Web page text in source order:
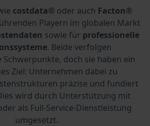
costdata® oder auch Facton®
Playern im globalen Markt
sowie für professionelle
. Beide verfolgen
doch sie haben ein
Ziel: Unternehmen dabei zu
präzise und fundiert
wird durch Unterstützung mit
als Full-Service-Dienstleistung
umgesetzt.